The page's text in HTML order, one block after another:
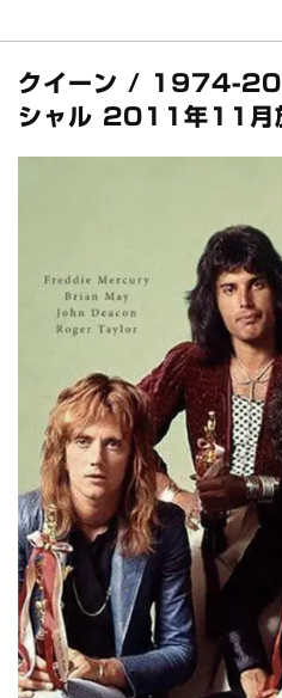
*NEW RELEASE (最新約3ヶ月)
リアム・ギャラガー / 2024年6月
全収録！
*NEW RELEASE (最新約3ヶ月)
マネスキン / 2024年6月9日 ドイ
*NEW RELEASE (最新約3ヶ月)
リアム・ギャラガー / 2024年6月
全収録！
*NEW RELEASE (最新約3ヶ月)
メガデス / 2023年8月4日 ドイツ
*NEW RELEASE (最新約3ヶ月)
ユーライア・ヒープ / 2023年8月
全収録！
*NEW RELEASE (最新約3ヶ月)
ジャーニー / 1979年5月8+9日 コ
*NEW RELEASE (最新約3ヶ月)
NGHFB / 2024年7月28日 フジロ
*NEW RELEASE (最新約3ヶ月)
ウォーニング / 2024年4月22日 英
IEM+Aud！
*NEW RELEASE (最新約3ヶ月)
クイーン / 1974-
シャル 2011年11月